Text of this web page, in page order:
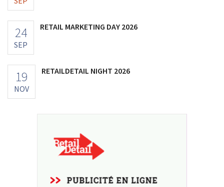
24
SEP
RETAIL MARKETING DAY 2026
19
NOV
RETAILDETAIL NIGHT 2026